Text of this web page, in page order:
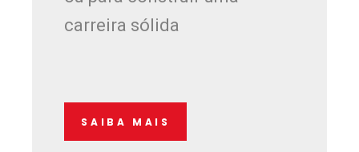
carreira sólida
SAIBA MAIS